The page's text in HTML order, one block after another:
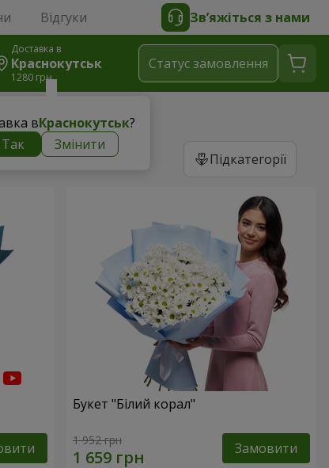
Відгуки Зв’яжіться з нами
Доставка в
Краснокутськ
1280 грн
вКраснокутськ?
Так
Змінити
Статус замовлення
Підкатегорії
Букет "Білий корал"
1 952 грн Замовити